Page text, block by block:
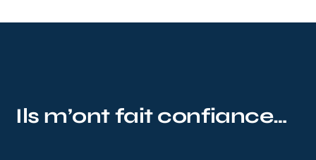
Ils m’ont fait confiance…